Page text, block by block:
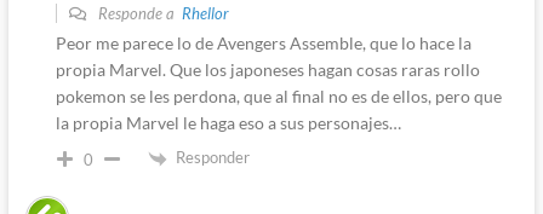
Responde a Rhellor
Peor me parece lo de Avengers Assemble, que lo hace la
propia Marvel. Que los japoneses hagan cosas raras rollo
pokemon se les perdona, que al final no es de ellos, pero que
la propia Marvel le haga eso a sus personajes…
0 Responder